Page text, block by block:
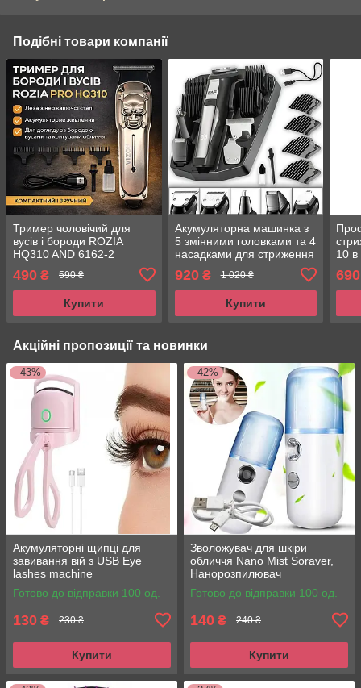
Подібні товари компанії
Тример чоловічий для
вусів і бороди ROZIA
HQ310 AND 6162-2
акумуляторний, чорний із
сірим
490 ₴ 590 ₴
Купити
Акумуляторна машинка з
5 змінними головками та 4
насадками для стриження
920₴ 1 020 ₴
Купити
10 в
690
Акційні пропозиції та новинки
–43%
Акумуляторні щипці для
завивання вій з USB Eye
lashes machine
Готово до відправки 100 од.
130 ₴ 230 ₴
Купити
–42%
Зволожувач для шкіри
обличчя Nano Mist Soraver,
Нанорозпилювач
Готово до відправки 100 од.
140 ₴ 240 ₴
Купити